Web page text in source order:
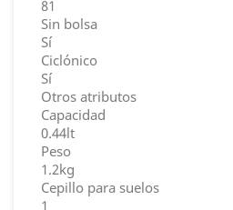
81
Sin bolsa
Sí
Ciclónico
Sí
Otros atributos
Capacidad
0.44lt
Peso
1.2kg
Cepillo para suelos
1